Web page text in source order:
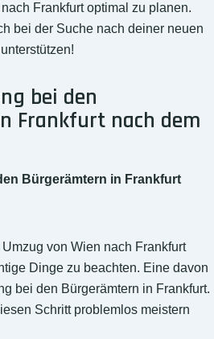
Frankfurt optimal zu planen.
bei der Suche nach deiner neuen
bei den
Frankfurt nach dem
Bürgerämtern in Frankfurt
von Wien nach Frankfurt
Dinge zu beachten. Eine davon
bei den Bürgerämtern in Frankfurt.
Schritt problemlos meistern